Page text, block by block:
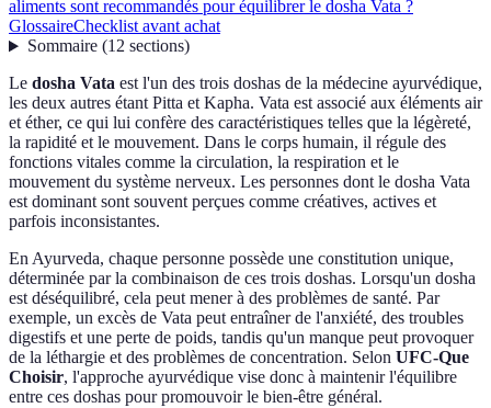
aliments sont recommandés pour équilibrer le dosha Vata ?
GlossaireChecklist avant achat
Sommaire(12 sections)
Le dosha Vata est l'un des trois doshas de la médecine ayurvédique,
les deux autres étant Pitta et Kapha. Vata est associé aux éléments air
et éther, ce qui lui confère des caractéristiques telles que la légèreté,
la rapidité et le mouvement. Dans le corps humain, il régule des
fonctions vitales comme la circulation, la respiration et le
mouvement du système nerveux. Les personnes dont le dosha Vata
est dominant sont souvent perçues comme créatives, actives et
parfois inconsistantes.
En Ayurveda, chaque personne possède une constitution unique,
déterminée par la combinaison de ces trois doshas. Lorsqu'un dosha
est déséquilibré, cela peut mener à des problèmes de santé. Par
exemple, un excès de Vata peut entraîner de l'anxiété, des troubles
digestifs et une perte de poids, tandis qu'un manque peut provoquer
de la léthargie et des problèmes de concentration. Selon UFC-Que
Choisir, l'approche ayurvédique vise donc à maintenir l'équilibre
entre ces doshas pour promouvoir le bien-être général.